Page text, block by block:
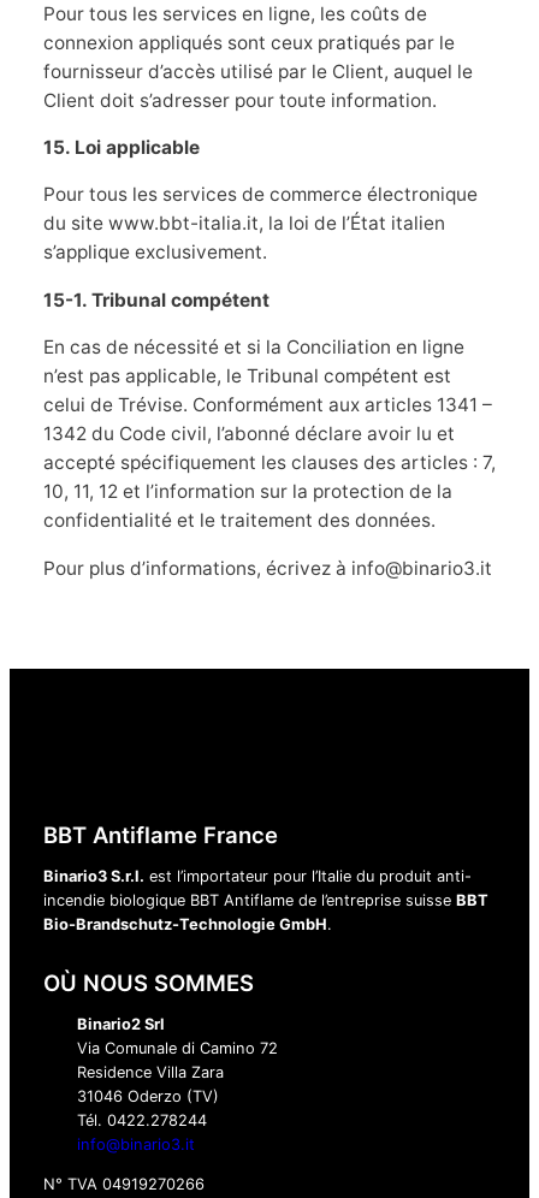
Pour tous les services en ligne, les coûts de
connexion appliqués sont ceux pratiqués par le
fournisseur d’accès utilisé par le Client, auquel le
Client doit s’adresser pour toute information.
15. Loi applicable
Pour tous les services de commerce électronique
du site www.bbt-italia.it, la loi de l’État italien
s’applique exclusivement.
15-1. Tribunal compétent
En cas de nécessité et si la Conciliation en ligne
n’est pas applicable, le Tribunal compétent est
celui de Trévise. Conformément aux articles 1341 –
1342 du Code civil, l’abonné déclare avoir lu et
accepté spécifiquement les clauses des articles : 7,
10, 11, 12 et l’information sur la protection de la
confidentialité et le traitement des données.
Pour plus d’informations, écrivez à info@binario3.it
BBT Antiflame France
Binario3 S.r.l. est l’importateur pour l’Italie du produit anti-
incendie biologique BBT Antiflame de l’entreprise suisse BBT
Bio-Brandschutz-Technologie GmbH.
OÙ NOUS SOMMES
Binario2 Srl
Via Comunale di Camino 72
Residence Villa Zara
31046 Oderzo (TV)
Tél. 0422.278244‬
info@binario3.it
N° TVA 04919270266